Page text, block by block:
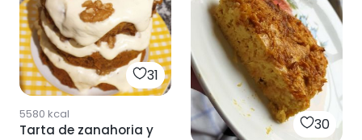
31
5580 kcal
Tarta de zanahoria y
30